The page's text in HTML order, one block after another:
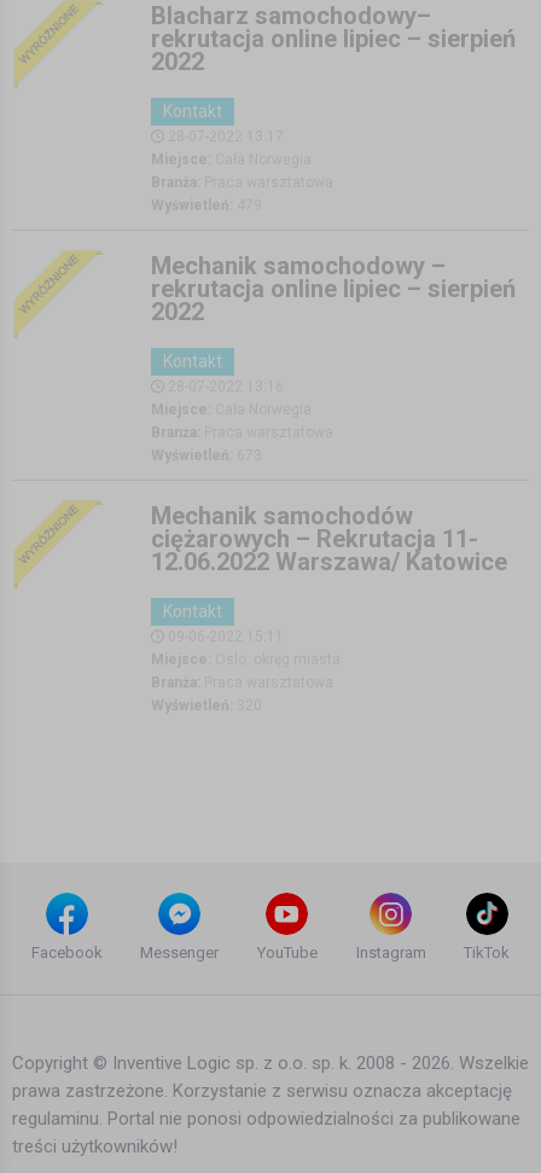
Blacharz samochodowy–
rekrutacja online lipiec – sierpień
2022
Kontakt
•
Miejsce:
•Branża:
•
Wyświetleń:
Mechanik samochodowy –
rekrutacja online lipiec – sierpień
2022
Kontakt
•
Miejsce:
•Branża:
•
Wyświetleń:
Mechanik samochodów
ciężarowych – Rekrutacja 11-
12.06.2022 Warszawa/ Katowice
Kontakt
•
Miejsce:
•Branża:
•
Wyświetleń:
Facebook Messenger YouTube Instagram TikTok
Copyright © Inventive Logic sp. z o.o. sp. k. 2008 - 2026. Wszelkie
prawa zastrzeżone. Korzystanie z serwisu oznacza akceptację
regulaminu. Portal nie ponosi odpowiedzialności za publikowane
treści użytkowników!